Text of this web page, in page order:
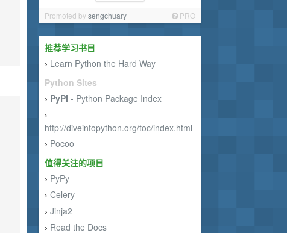
Promoted bysengchuary PRO
推荐学习书目
› Learn Python the Hard Way
Python Sites
› PyPI - Python Package Index
›
http://diveintopython.org/toc/index.html
› Pocoo
值得关注的项目
› PyPy
› Celery
› Jinja2
› Read the Docs